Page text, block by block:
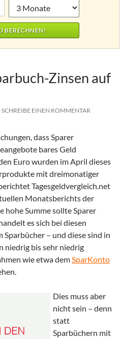
Zinsen auf
SCHREIBE EINEN KOMMENTAR
dass Sparer
bares Geld
Euro wurden im April dieses
mit dreimonatiger
Tagesgeldvergleich.net
Monatsberichts der
hohe Summe sollte Sparer
es sich bei diesen
– und diese sind in
niedrig bis sehr niedrig
wie etwa dem SparKonto
Dies muss aber
nicht sein – denn
statt
Sparbüchern mit